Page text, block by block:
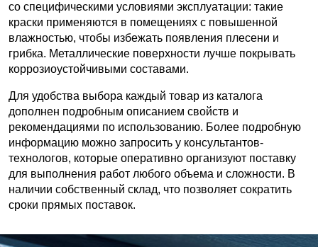
со специфическими условиями эксплуатации: такие
краски применяются в помещениях с повышенной
влажностью, чтобы избежать появления плесени и
грибка. Металлические поверхности лучше покрывать
коррозиоустойчивыми составами.
Для удобства выбора каждый товар из каталога
дополнен подробным описанием свойств и
рекомендациями по использованию. Более подробную
информацию можно запросить у консультантов-
технологов, которые оперативно организуют поставку
для выполнения работ любого объема и сложности. В
наличии собственный склад, что позволяет сократить
сроки прямых поставок.